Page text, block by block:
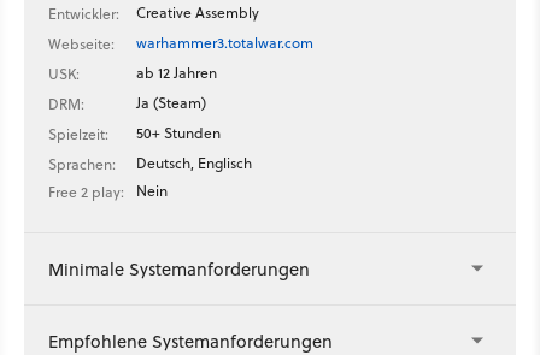
Entwickler:
Creative Assembly
Webseite:
warhammer3.totalwar.com
USK:
ab 12 Jahren
DRM:
Ja (Steam)
Spielzeit:
50+ Stunden
Sprachen:
Deutsch, Englisch
Free 2 play:
Nein
Minimale Systemanforderungen
Empfohlene Systemanforderungen